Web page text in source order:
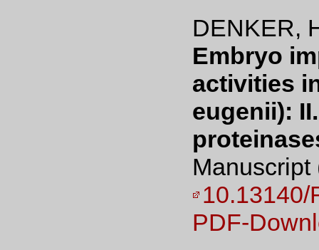
DENKER,
Embryo
activities
eugenii):
Manuscript
10.13140/
PDF-